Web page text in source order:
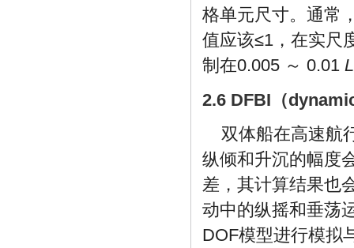
格单元尺寸。通常
值应该≤1，在实尺
制在0.005 ～ 0.01
2.6 DFBI（
双体船在高速航
纵倾和升沉的幅度
差，其计算结果也
动中的纵摇和垂荡
DOF模型进行模拟